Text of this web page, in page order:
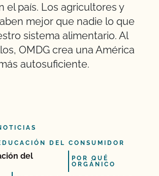
el país. Los agricultores y
mejor que nadie lo que
sistema alimentario. Al
OMDG crea una América
autosuficiente.
DEL CONSUMIDOR
del
POR QUÉ
ORGÁNICO